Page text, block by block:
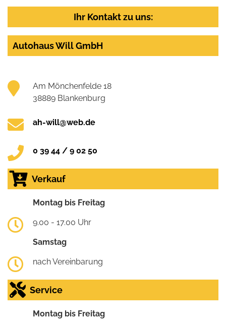
Ihr Kontakt zu uns:
Autohaus Will GmbH
Am Mönchenfelde 18
38889 Blankenburg
ah-will@web.de
0 39 44 / 9 02 50
Verkauf
Montag bis Freitag
9.00 - 17.00 Uhr
Samstag
nach Vereinbarung
Service
Montag bis Freitag